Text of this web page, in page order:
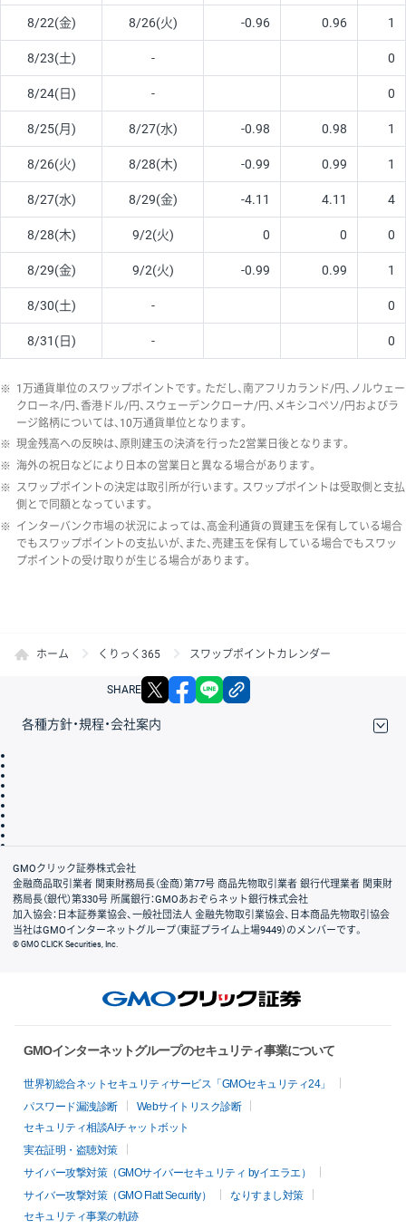
8/22(金) 8/26(火) -0.96 0.96 1
8/23(土) - 0
8/24(日) - 0
8/25(月) 8/27(水) -0.98 0.98 1
8/26(火) 8/28(木) -0.99 0.99 1
8/27(水) 8/29(金) -4.11 4.11 4
8/28(木) 9/2(火) 0 0 0
8/29(金) 9/2(火) -0.99 0.99 1
8/30(土) - 0
8/31(日) - 0
※ 1万通貨単位のスワップポイントです。ただし、南アフリカランド/円、ノルウェー
クローネ/円、香港ドル/円、スウェーデンクローナ/円、メキシコペソ/円およびラ
ージ銘柄については、10万通貨単位となります。
※ 現金残高への反映は、原則建玉の決済を行った2営業日後となります。
※ 海外の祝日などにより日本の営業日と異なる場合があります。
※ スワップポイントの決定は取引所が行います。スワップポイントは受取側と支払
側とで同額となっています。
※ インターバンク市場の状況によっては、高金利通貨の買建玉を保有している場合
でもスワップポイントの支払いが、また、売建玉を保有している場合でもスワッ
プポイントの受け取りが生じる場合があります。
ホーム くりっく365 スワップポイントカレンダー
SHARE X facebook
各種方針・規程・会社案内
会社案内
GMOクリック証券株式会社
金融商品取引業者 関東財務局長（金商）第77号 商品先物取引業者 銀行代理業者 関東財
務局長（銀代）第330号 所属銀行：GMOあおぞらネット銀行株式会社
加入協会：日本証券業協会、一般社団法人 金融先物取引業協会、日本商品先物取引協会
当社はGMOインターネットグループ（東証プライム上場9449）のメンバーです。
© GMO CLICK Securities, Inc.
GMOインターネットグループのセキュリティ事業について
世界初総合ネットセキュリティサービス「GMOセキュリティ24」
パスワード漏洩診断
Webサイトリスク診断
セキュリティ相談AIチャットボット
実在証明・盗聴対策
サイバー攻撃対策（GMOサイバーセキュリティ byイエラエ）
サイバー攻撃対策（GMO Flatt Security）
なりすまし対策
セキュリティ事業の軌跡